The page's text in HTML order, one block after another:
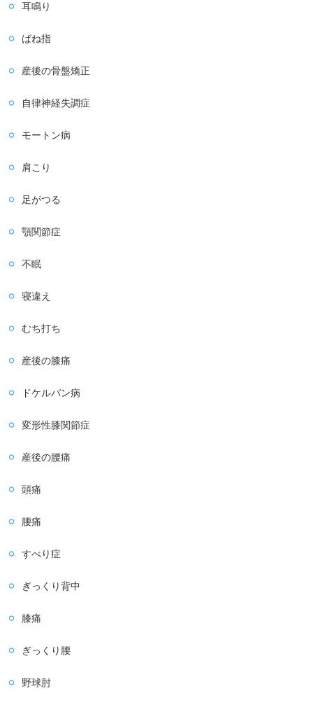
耳鳴り
ばね指
産後の骨盤矯正
自律神経失調症
モートン病
肩こり
足がつる
顎関節症
不眠
寝違え
むち打ち
産後の膝痛
ドケルバン病
変形性膝関節症
産後の腰痛
頭痛
腰痛
すべり症
ぎっくり背中
膝痛
ぎっくり腰
野球肘